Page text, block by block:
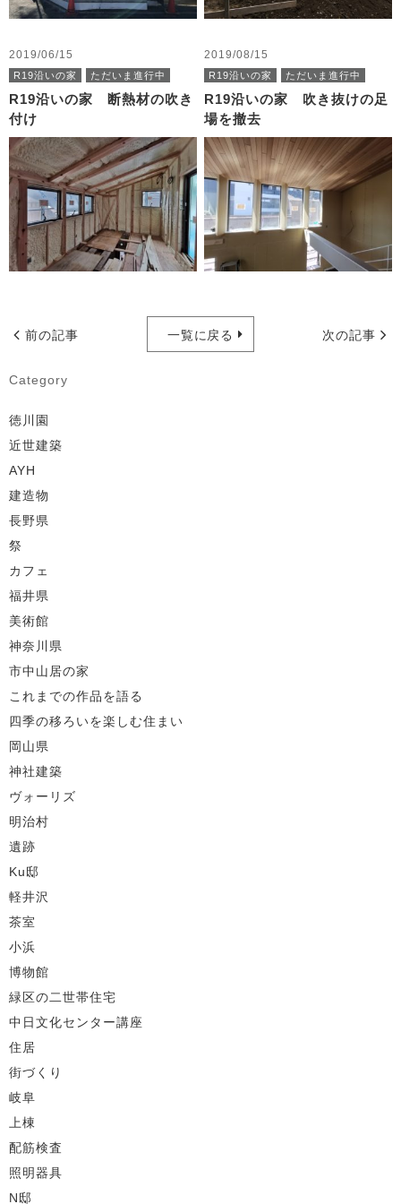
2019/06/15
R19沿いの家 ただいま進行中
R19沿いの家 断熱材の吹き
付け
2019/08/15
R19沿いの家 ただいま進行中
R19沿いの家 吹き抜けの足
場を撤去
前の記事 一覧に戻る 次の記事
Category
徳川園
近世建築
AYH
建造物
長野県
祭
カフェ
福井県
美術館
神奈川県
市中山居の家
これまでの作品を語る
四季の移ろいを楽しむ住まい
岡山県
神社建築
ヴォーリズ
明治村
遺跡
Ku邸
軽井沢
茶室
小浜
博物館
緑区の二世帯住宅
中日文化センター講座
住居
街づくり
岐阜
上棟
配筋検査
照明器具
N邸